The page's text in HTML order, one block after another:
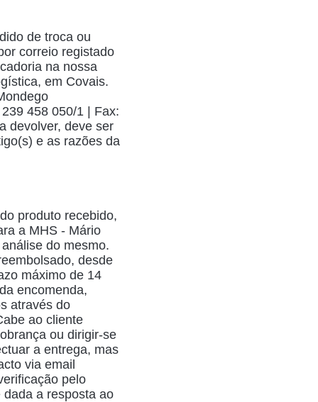
de troca ou
correio registado
na nossa
em Covais.
458 050/1 | Fax:
devolver, deve ser
e as razões da
produto recebido,
a MHS - Mário
do mesmo.
desde
máximo de 14
encomenda,
através do
ao cliente
ou dirigir-se
a entrega, mas
via email
pelo
a resposta ao